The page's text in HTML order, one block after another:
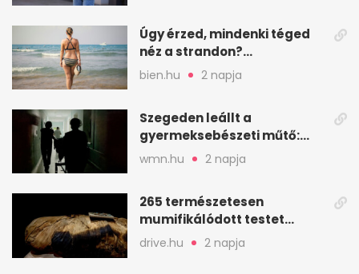
Úgy érzed, mindenki téged
néz a strandon?
Pszichológusok szerint más
áll a háttérben
bien.hu 2 napja
Szegeden leállt a
gyermeksebészeti műtő:
elfogytak a tartalékok
wmn.hu 2 napja
265 természetesen
mumifikálódott testet
találtak egy váci templom
drive.hu 2 napja